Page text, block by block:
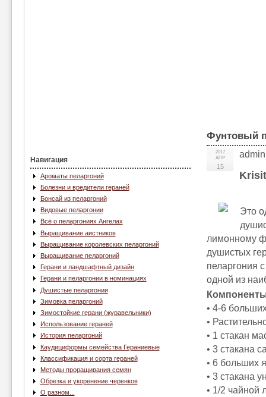
Навигация
Ароматы пеларгоний
Болезни и вредители гераней
Бонсай из пеларгоний
Видовые пеларгонии
Всё о пеларгониях Ангелах
Выращивание аистников
Выращивание королевских пеларгоний
Выращивание пеларгоний
Герани и ландшафтный дизайн
Герани и пеларгонии в номинациях
Душистые пеларгонии
Зимовка пеларгоний
Зимостойкие герани (журавельники)
Использование гераней
История пеларгоний
Каудициформы семейства Гераниевые
Классификация и сорта гераней
Методы проращивания семян
Обрезка и укоренение черенков
О разном...
Фунтовый
2017
АПР
15
admin
Это
лимонному
душистых
пеларгония
одной из
• 4-6
•
• 1 стакан
• 3 стакана
• 6 больших
• 3 стакана
• 1/2 чайной